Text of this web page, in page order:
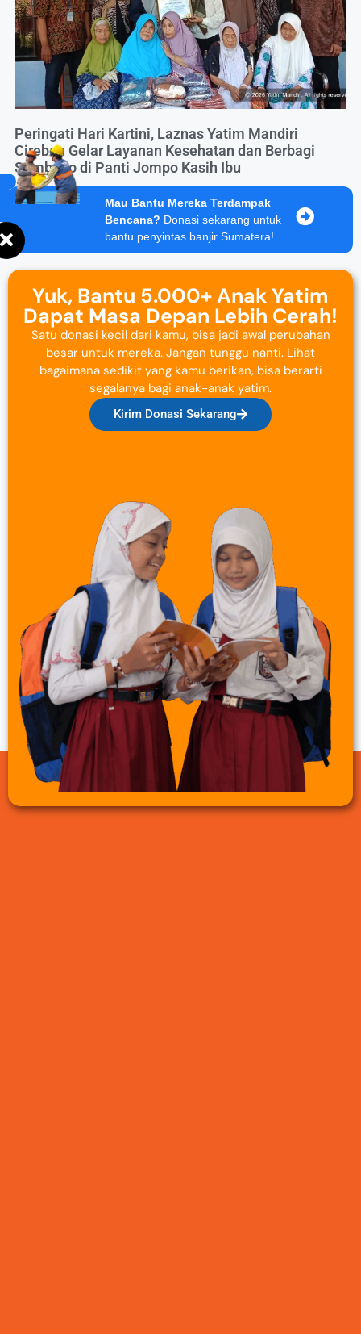
Peringati Hari Kartini, Laznas Yatim Mandiri
Cirebon Gelar Layanan Kesehatan dan Berbagi
Sembako di Panti Jompo Kasih Ibu
Mau Bantu Mereka Terdampak
Bencana? Donasi sekarang untuk
bantu penyintas banjir Sumatera!
Yuk, Bantu 5.000+ Anak Yatim
Dapat Masa Depan Lebih Cerah!
Satu donasi kecil dari kamu, bisa jadi awal perubahan
besar untuk mereka. Jangan tunggu nanti. Lihat
bagaimana sedikit yang kamu berikan, bisa berarti
segalanya bagi anak-anak yatim.
Kirim Donasi Sekarang